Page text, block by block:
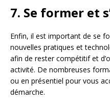
7. Se former et
Enfin, il est important de se
nouvelles pratiques et
afin de rester compétitif et
activité. De nombreuses
ou en présentiel pour vous
démarche.